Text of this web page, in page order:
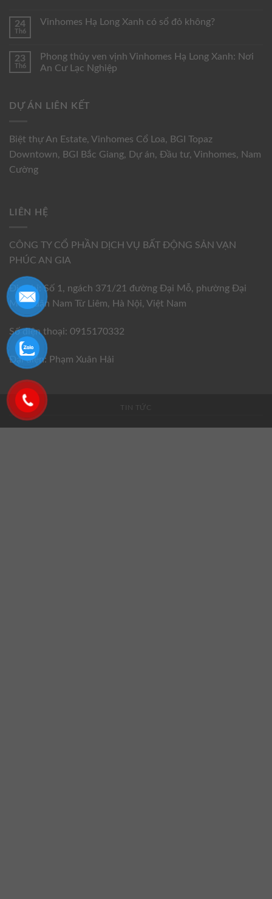
24
Th6
Vinhomes Hạ Long Xanh có sổ đỏ không?
23
Th6
Phong thủy ven vịnh Vinhomes Hạ Long Xanh: Nơi
An Cư Lạc Nghiệp
DỰ ÁN LIÊN KẾT
Biệt thự An Estate, Vinhomes Cổ Loa, BGI Topaz
Downtown, BGI Bắc Giang, Dự án, Đầu tư, Vinhomes, Nam
Cường
LIÊN HỆ
CÔNG TY CỔ PHẦN DỊCH VỤ BẤT ĐỘNG SẢN VẠN
PHÚC AN GIA
Địa chỉ: Số 1, ngách 371/21 đường Đại Mỗ, phường Đại
Mỗ, quận Nam Từ Liêm, Hà Nội, Việt Nam
Số điện thoại: 0915170332
Đại diện: Phạm Xuân Hải
TIN TỨC